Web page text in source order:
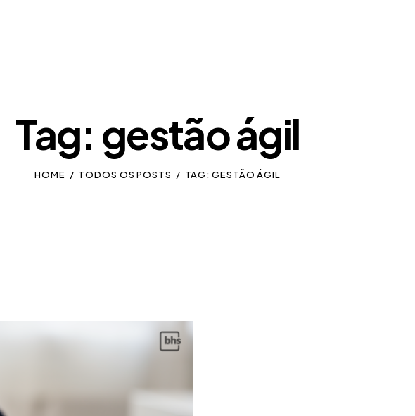
Tag: gestão ágil
HOME TODOS OS POSTS TAG: GESTÃO ÁGIL